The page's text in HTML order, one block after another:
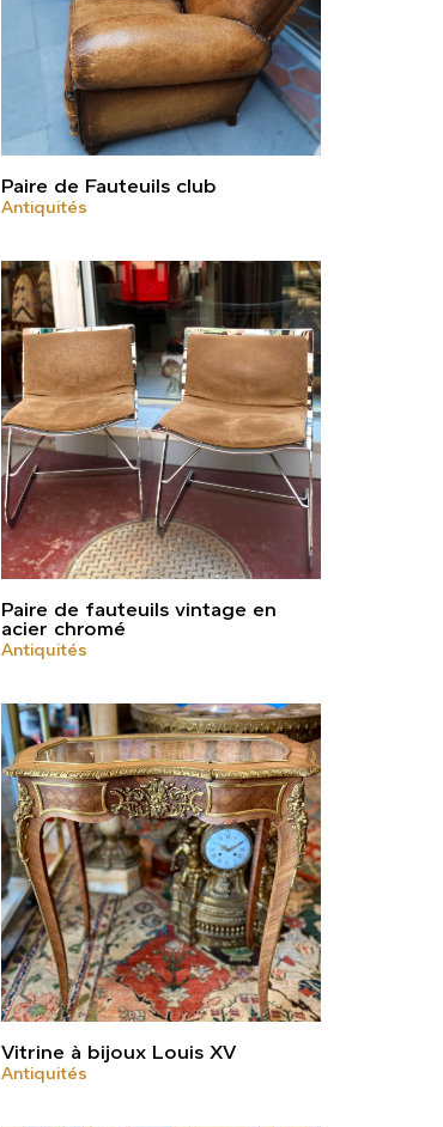
Paire de Fauteuils club
Antiquités
Paire de fauteuils vintage en
acier chromé
Antiquités
Vitrine à bijoux Louis XV
Antiquités